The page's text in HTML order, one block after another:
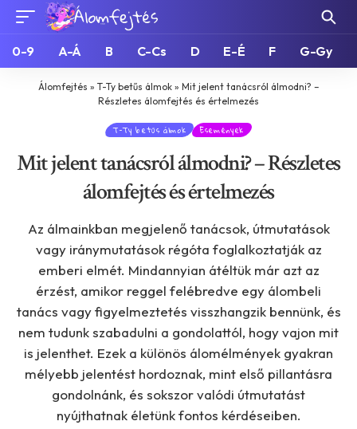
0-9 A-Á B C-Cs D E-É F G-Gy
Álomfejtés » T-Ty betűs álmok» Mit jelent tanácsról álmodni? –
Részletes álomfejtés és értelmezés
T-Ty betűs álmok Események
Mit jelent tanácsról álmodni? – Részletes
álomfejtés és értelmezés
Az álmainkban megjelenő tanácsok, útmutatások
vagy iránymutatások régóta foglalkoztatják az
emberi elmét. Mindannyian átéltük már azt az
érzést, amikor reggel felébredve egy álombeli
tanács vagy figyelmeztetés visszhangzik bennünk, és
nem tudunk szabadulni a gondolattól, hogy vajon mit
is jelenthet. Ezek a különös álomélmények gyakran
mélyebb jelentést hordoznak, mint első pillantásra
gondolnánk, és sokszor valódi útmutatást
nyújthatnak életünk fontos kérdéseiben.